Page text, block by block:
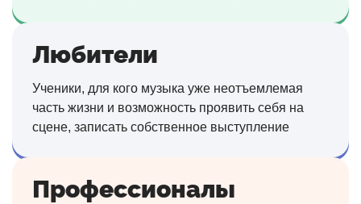
Любители
Ученики, для кого музыка уже неотъемлемая
часть жизни и возможность проявить себя на
сцене, записать собственное выступление
Профессионалы